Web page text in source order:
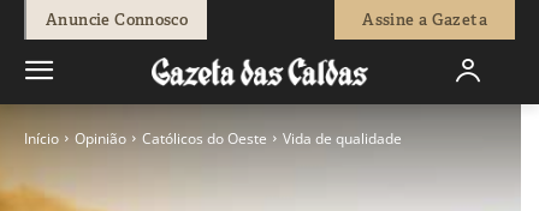
Anuncie Connosco Assine a Gazeta
Início Opinião Católicos do Oeste Vida de qualidade